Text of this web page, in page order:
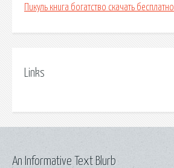
Пикуль книга богатство скачать бесплатно
Links
An Informative Text Blurb